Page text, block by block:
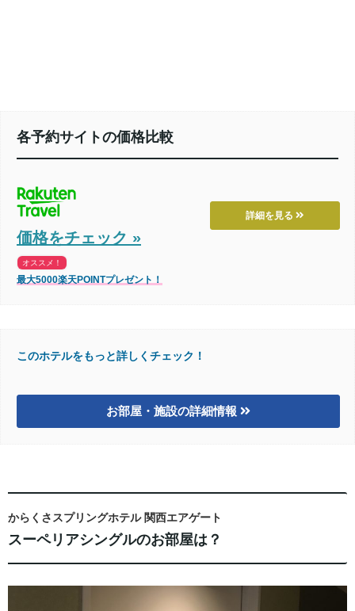
各予約サイトの価格比較
詳細を見る
価格をチェック »
オススメ！
最大5000楽天POINTプレゼント！
このホテルをもっと詳しくチェック！
お部屋・施設の詳細情報
からくさスプリングホテル 関西エアゲート
スーペリアシングルのお部屋は？